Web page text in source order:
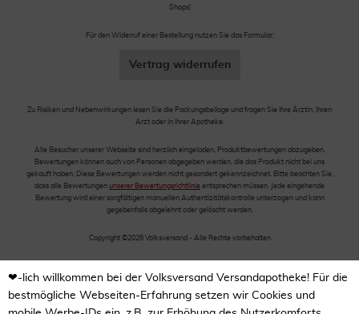
Shops!
Für den Widerruf einer Bestellung nutzen Sie das Formular:
Vertrag widerrufen
Zu Risiken und Nebenwirkungen lesen Sie die Packungsbeilage und fragen Sie Ihre Ärztin, Ihren
Arzt oder in Ihrer Apotheke.
Alle Besucher unserer Webseite sind herzlich eingeladen, Produktbewertungen abzugeben.
Bewertungen können auch von Personen abgegeben werden, die das Produkt nicht bei uns
gekauft haben. Diese Bewertungen werden nicht gesondert gekennzeichnet. Bitte beachten Sie,
dass alle Bewertungen unserer Bewertungsrichtlinie entsprechen müssen. Jede eingehende
Bewertung wird einer sorgfältigen manuellen Authentizitätskontrolle unterzogen und kann
gegebenfalls abgelehnt oder gelöscht werden.
Copyright ©2026 Volksversand - Alle Rechte vorbehalten
❤-lich willkommen bei der Volksversand Versandapotheke! Für die
bestmögliche Webseiten-Erfahrung setzen wir Cookies und